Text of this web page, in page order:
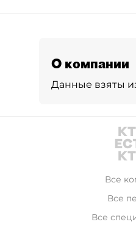
О компании
Данные взяты
Все
Все
Все